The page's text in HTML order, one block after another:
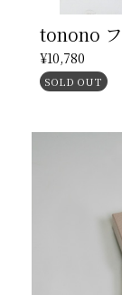
tonono
¥10,780
SOLD OUT